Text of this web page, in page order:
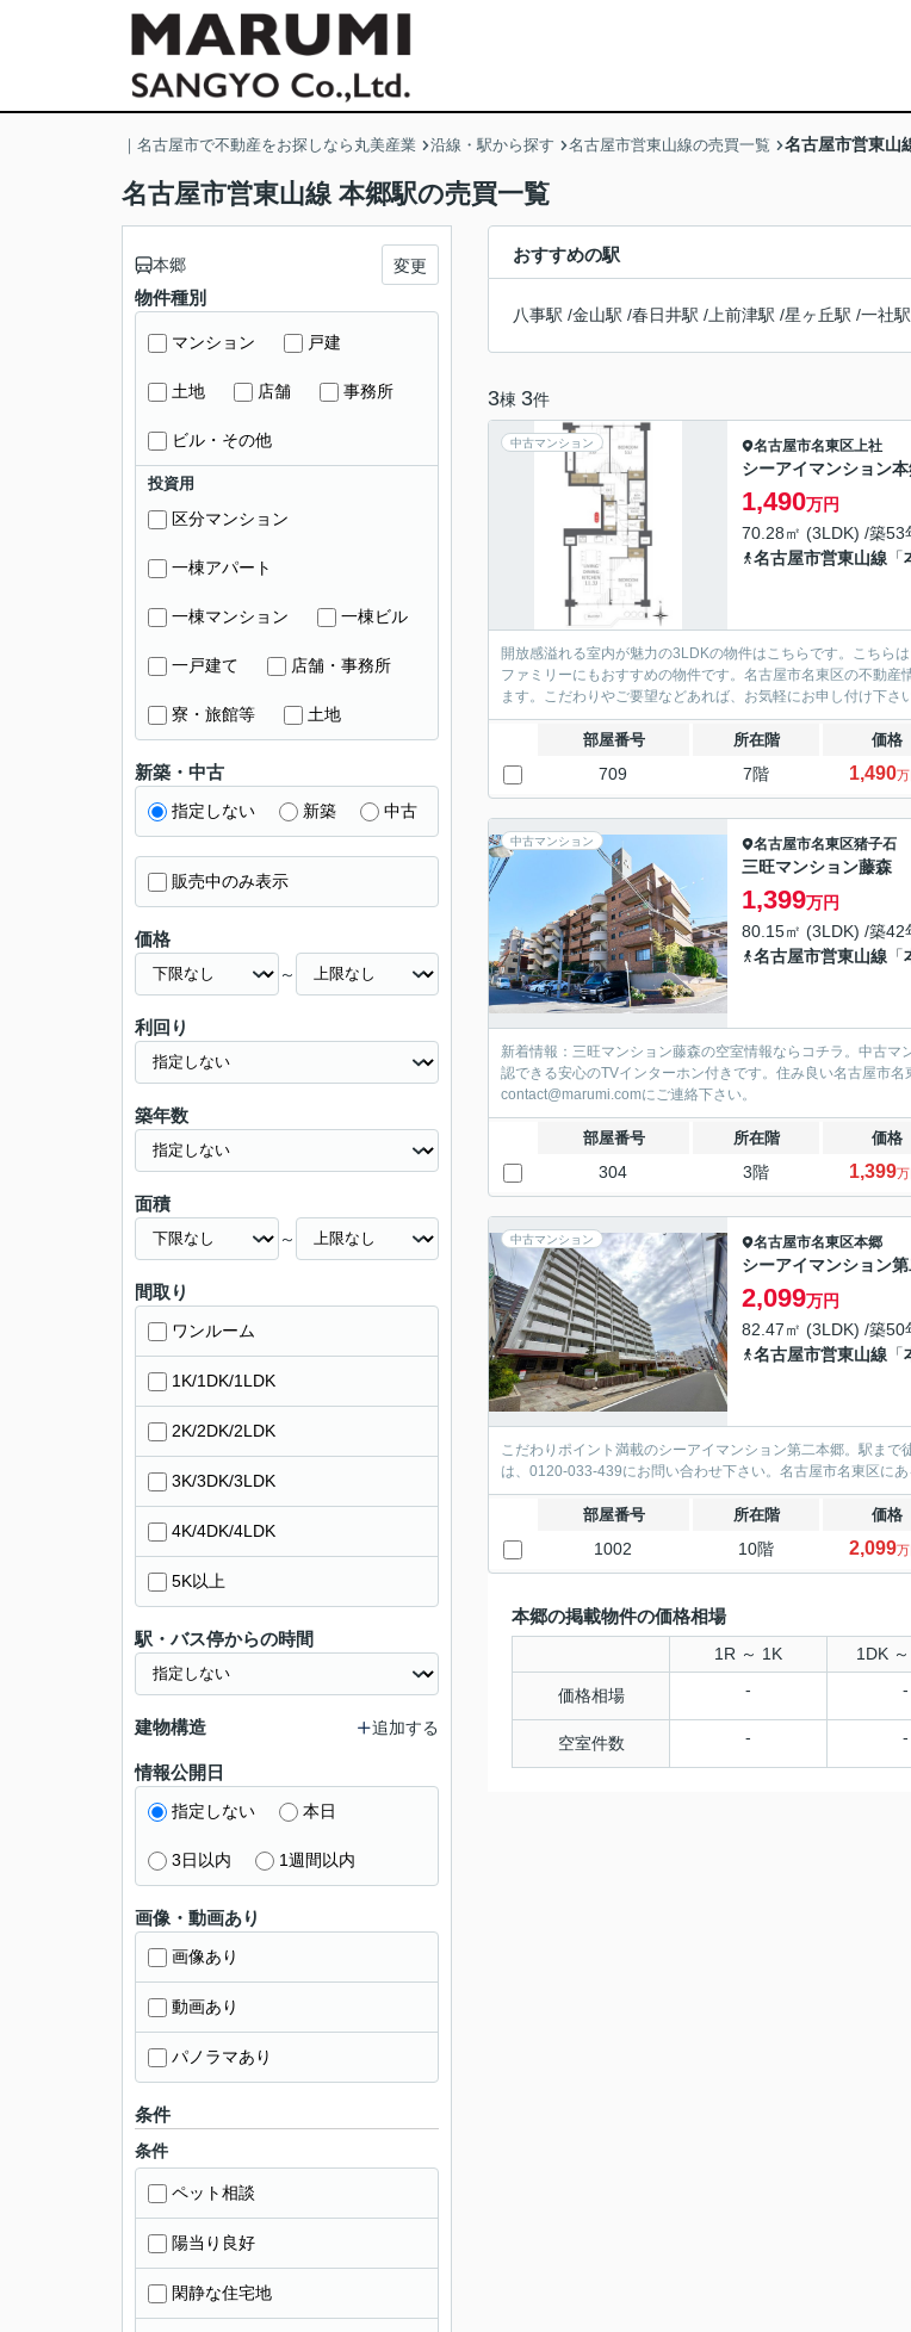
｜名古屋市で不動産をお探しなら丸美産業 沿線・駅から探す 名古屋市営東山線の売買一覧 名古屋市営東山
名古屋市営東山線 本郷駅の売買一覧
おすすめの駅
八事駅 /金山駅 /春日井駅 / 上前津駅 /星ヶ丘駅 /一社駅
3棟 3件
中古マンション 名古屋市名東区上社
シーアイマンション
1,490万円
70.28㎡ (3LDK) /築53
名古屋市営東山線 「
開放感溢れる室内が魅力の3LDKの物件はこちらです。こちら
ファミリーにもおすすめの物件です。名古屋市名東区の不動
ます。こだわりやご要望などあれば、お気軽にお申し付け下さい
部屋番号 所在階 価格
709 7階 1,490
中古マンション 名古屋市名東区猪子石
三旺マンション藤森
1,399万円
80.15㎡ (3LDK) /築42
名古屋市営東山線 「
新着情報：三旺マンション藤森の空室情報ならコチラ。中古
認できる安心のTVインターホン付きです。住み良い名古屋市
contact@marumi.comにご連絡下さい。
部屋番号 所在階 価格
304 3階 1,399
中古マンション 名古屋市名東区本郷
シーアイマンション
2,099万円
82.47㎡ (3LDK) /築50
名古屋市営東山線 「
こだわりポイント満載のシーアイマンション第二本郷。駅ま
は、0120-033-439にお問い合わせ下さい。名古屋市名東区に
部屋番号 所在階 価格
1002 10階 2,099
本郷の掲載物件の価格相場
1R ～ 1K 1DK
価格相場 - -
空室件数 - -
本郷 変更
物件種別
マンション 戸建
土地 店舗 事務所
ビル・その他
投資用
区分マンション
一棟アパート
一棟マンション 一棟ビル
一戸建て 店舗・事務所
寮・旅館等 土地
新築・中古
指定しない 新築 中古
販売中のみ表示
価格
～
利回り
築年数
面積
～
間取り
ワンルーム
1K/1DK/1LDK
2K/2DK/2LDK
3K/3DK/3LDK
4K/4DK/4LDK
5K以上
駅・バス停からの時間
建物構造 追加する
情報公開日
指定しない 本日
3日以内 1週間以内
画像・動画あり
画像あり
動画あり
パノラマあり
条件
条件
ペット相談
陽当り良好
閑静な住宅地